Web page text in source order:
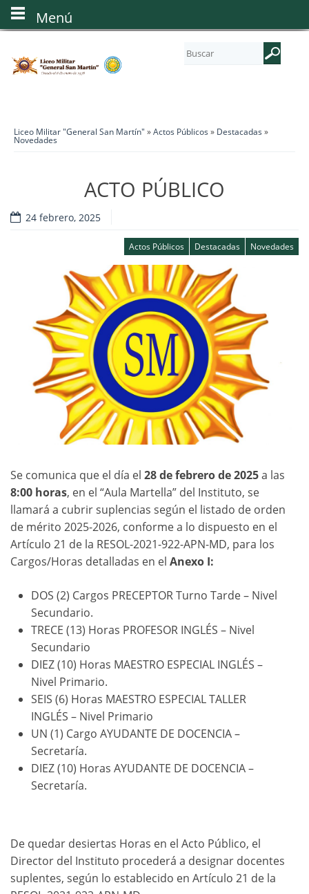
Liceo Militar "General San Martín" »Actos Públicos » Destacadas »
Novedades
ACTO PÚBLICO
24 febrero, 2025
Actos Públicos Destacadas Novedades
Se comunica que el día el 28 de febrero de 2025a las
8:00 horas, en el “Aula Martella” del Instituto, se
llamará a cubrir suplencias según el listado de orden
de mérito 2025-2026, conforme a lo dispuesto en el
Artículo 21 de la RESOL-2021-922-APN-MD, para los
Cargos/Horas detalladas en el Anexo I:
DOS (2) Cargos PRECEPTOR Turno Tarde – Nivel
Secundario.
TRECE (13) Horas PROFESOR INGLÉS – Nivel
Secundario
DIEZ (10) Horas MAESTRO ESPECIAL INGLÉS –
Nivel Primario.
SEIS (6) Horas MAESTRO ESPECIAL TALLER
INGLÉS – Nivel Primario
UN (1) Cargo AYUDANTE DE DOCENCIA –
Secretaría.
DIEZ (10) Horas AYUDANTE DE DOCENCIA –
Secretaría.
De quedar desiertas Horas en el Acto Público, el
Director del Instituto procederá a designar docentes
suplentes, según lo establecido en Artículo 21 de la
Menú